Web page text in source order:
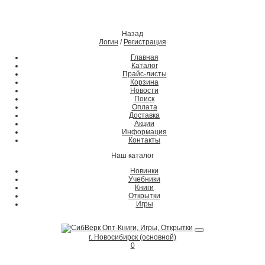
Назад
Логин / Регистрация
Главная
Каталог
Прайс-листы
Корзина
Новости
Поиск
Оплата
Доставка
Акции
Информация
Контакты
Наш каталог
Новинки
Учебники
Книги
Открытки
Игры
г. Новосибирск (основной)
0